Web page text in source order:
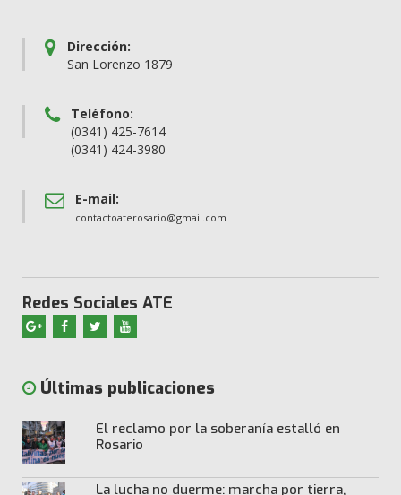
Dirección:
San Lorenzo 1879
Teléfono:
(0341) 425-7614
(0341) 424-3980
E-mail:
contactoaterosario@gmail.com
Redes Sociales ATE
Últimas publicaciones
El reclamo por la soberanía estalló en
Rosario
La lucha no duerme: marcha por tierra,